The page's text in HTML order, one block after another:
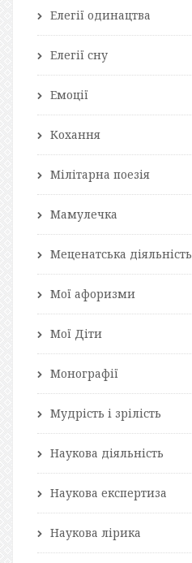
Елегії одинацтва
Елегії сну
Емоції
Кохання
Мілітарна поезія
Мамулечка
Меценатська діяльність
Мої афоризми
Мої Діти
Монографії
Мудрість і зрілість
Наукова діяльність
Наукова експертиза
Наукова лірика